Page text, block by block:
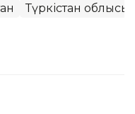
Түркістан облысы